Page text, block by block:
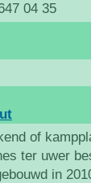
04 35
of
ter uwer
in